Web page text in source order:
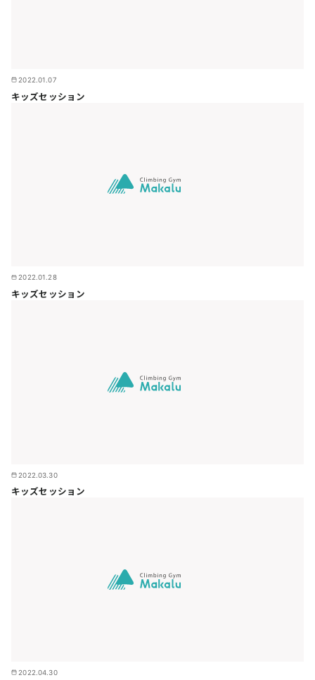
2022.01.07
キッズセッション
2022.01.28
キッズセッション
2022.03.30
キッズセッション
2022.04.30